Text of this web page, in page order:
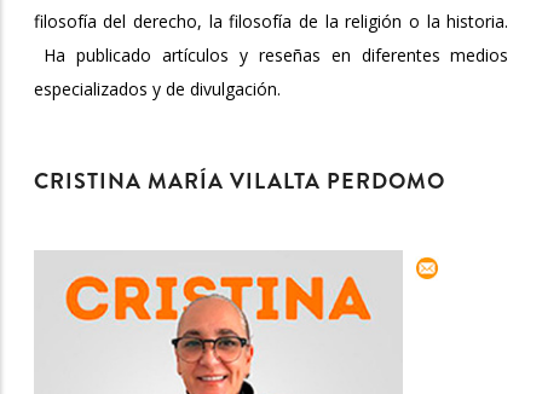
filosofía del derecho, la filosofía de la religión o la historia.
Ha publicado artículos y reseñas en diferentes medios
especializados y de divulgación.
CRISTINA MARÍA VILALTA PERDOMO